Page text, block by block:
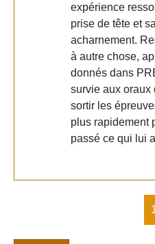
expérience
prise de tête et
acharnement.
à autre chose,
donnés dans
survie aux oraux
sortir les
plus rapidement
passé ce qui lui